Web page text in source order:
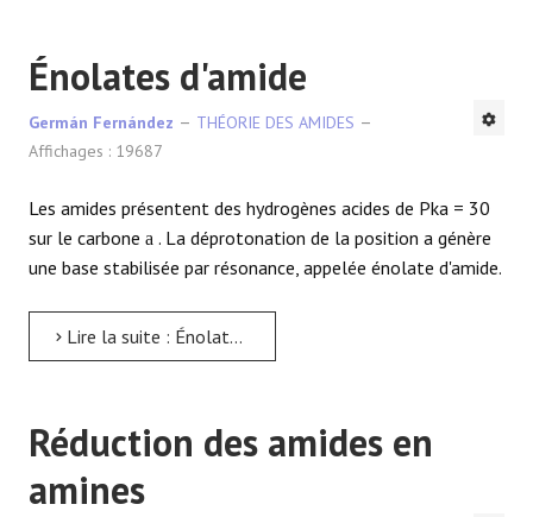
Énolates d'amide
Germán Fernández
THÉORIE DES AMIDES
Affichages : 19687
Les amides présentent des hydrogènes acides de Pka = 30
sur le carbone a . La déprotonation de la position a génère
une base stabilisée par résonance, appelée énolate d'amide.
Lire la suite : Énolates d'amide
Réduction des amides en
amines